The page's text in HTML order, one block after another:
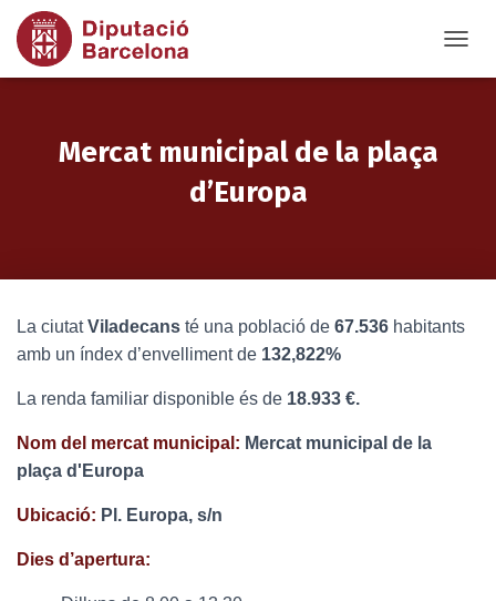
O
I
Mercat municipal de la plaça
d’Europa
La ciutatViladecans té una població de 67.536 habitants
amb un índex d’envelliment de 132,822%
La renda familiar disponible és de 18.933 €.
Nom del mercat municipal: Mercat municipal de la
plaça d'Europa
Ubicació: Pl. Europa, s/n
Dies d’apertura: